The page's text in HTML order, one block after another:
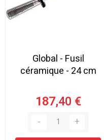
Global - Fusil
céramique - 24 cm
187,40 €